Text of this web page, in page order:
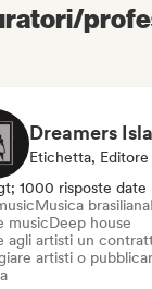
Etichetta, Editore
1000 risposte date
Musica brasiliana
musicDeep house
agli artisti un
artisti o